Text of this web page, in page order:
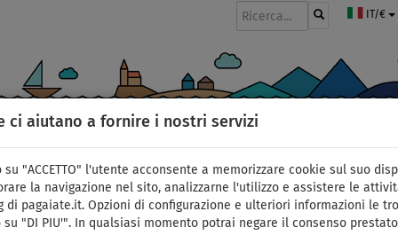
ci aiutano a fornire i nostri servizi
su "ACCETTO" l'utente acconsente a memorizzare cookie sul suo
la navigazione nel sito, analizzarne l'utilizzo e assistere le
di pagaiate.it. Opzioni di configurazione e ulteriori informazioni le
su "DI PIU'". In qualsiasi momento potrai negare il consenso
IT/€